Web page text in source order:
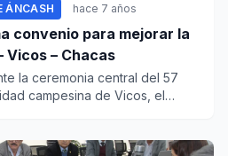
ÁNCASH hace 7 años
convenio para mejorar la
– Chacas
la ceremonia central del 57
campesina de Vicos, el